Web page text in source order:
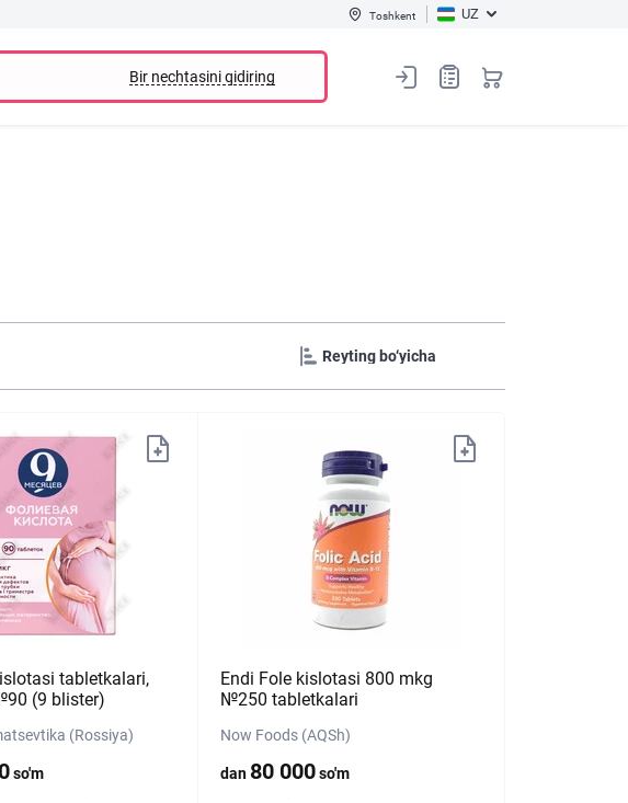
Toshkent UZ
Bir nechtasini qidiring
tabletkalari,
(9 blister)
(Rossiya)
so'm
Endi Fole kislotasi 800 mkg
№250 tabletkalari
Now Foods (AQSh)
dan 80 000so'm